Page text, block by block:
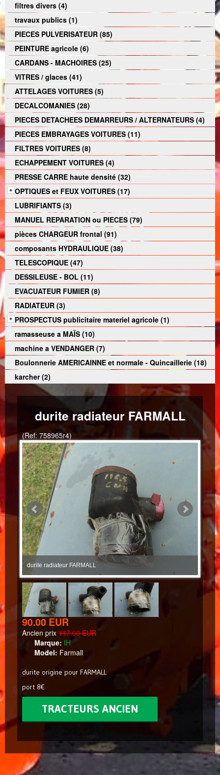
filtres divers (4)
travaux publics (1)
PIECES PULVERISATEUR (85)
PEINTURE agricole (6)
CARDANS - MACHOIRES (25)
VITRES / glaces (41)
ATTELAGES VOITURES (5)
DECALCOMANIES (28)
PIECES DETACHEES DEMARREURS / ALTERNATEURS (4)
PIECES EMBRAYAGES VOITURES (11)
FILTRES VOITURES (8)
ECHAPPEMENT VOITURES (4)
PRESSE CARRE haute densité (32)
OPTIQUES et FEUX VOITURES (17)
LUBRIFIANTS (3)
MANUEL REPARATION ou PIECES (79)
pièces CHARGEUR frontal (91)
composants HYDRAULIQUE (38)
TELESCOPIQUE (47)
DESSILEUSE - BOL (11)
EVACUATEUR FUMIER (8)
RADIATEUR (3)
PROSPECTUS publicitaire materiel agricole (1)
ramasseuse a MAÏS (10)
machine a VENDANGER (7)
Boulonnerie AMERICAINNE et normale - Quincaillerie (18)
karcher (2)
durite radiateur FARMALL
(Ref: 758965r4)
durite radiateur FARMALL
90.00 EUR
Ancien prix 117.00 EUR
Marque: IH
Model: Farmall
durite origine pour FARMALL
port 8€
TRACTEURS ANCIEN